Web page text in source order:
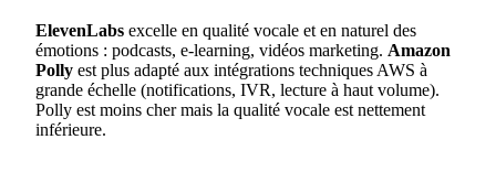
ElevenLabs excelle en qualité vocale et en naturel des
émotions : podcasts, e-learning, vidéos marketing. Amazon
Polly est plus adapté aux intégrations techniques AWS à
grande échelle (notifications, IVR, lecture à haut volume).
Polly est moins cher mais la qualité vocale est nettement
inférieure.